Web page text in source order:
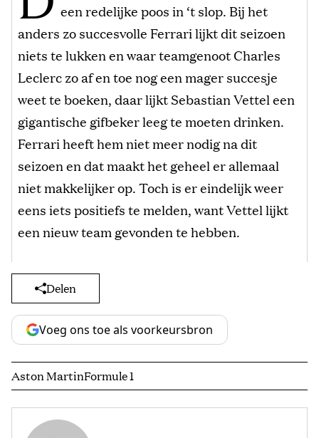
een redelijke poos in ‘t slop. Bij het
anders zo succesvolle Ferrari lijkt dit seizoen
niets te lukken en waar teamgenoot Charles
Leclerc zo af en toe nog een mager succesje
weet te boeken, daar lijkt Sebastian Vettel een
gigantische gifbeker leeg te moeten drinken.
Ferrari heeft hem niet meer nodig na dit
seizoen en dat maakt het geheel er allemaal
niet makkelijker op. Toch is er eindelijk weer
eens iets positiefs te melden, want Vettel lijkt
een nieuw team gevonden te hebben.
Delen
Voeg ons toe als voorkeursbron
Aston MartinFormule 1